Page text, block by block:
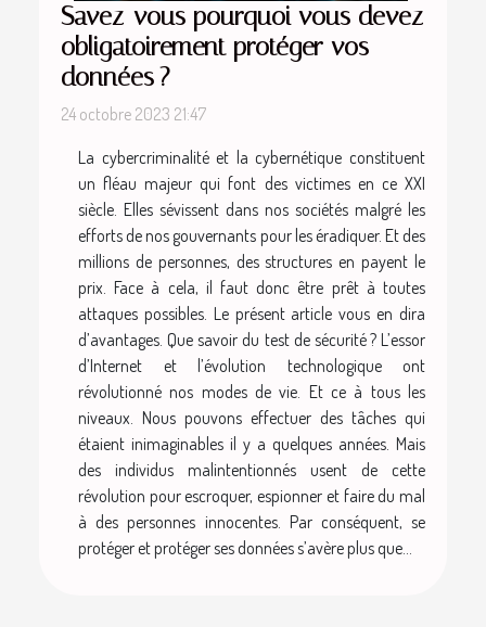
Savez-vous pourquoi vous devez
obligatoirement protéger vos
données ?
24 octobre 2023 21:47
La cybercriminalité et la cybernétique constituent
un fléau majeur qui font des victimes en ce XXI
siècle. Elles sévissent dans nos sociétés malgré les
efforts de nos gouvernants pour les éradiquer. Et des
millions de personnes, des structures en payent le
prix. Face à cela, il faut donc être prêt à toutes
attaques possibles. Le présent article vous en dira
d’avantages. Que savoir du test de sécurité ? L’essor
d’Internet et l’évolution technologique ont
révolutionné nos modes de vie. Et ce à tous les
niveaux. Nous pouvons effectuer des tâches qui
étaient inimaginables il y a quelques années. Mais
des individus malintentionnés usent de cette
révolution pour escroquer, espionner et faire du mal
à des personnes innocentes. Par conséquent, se
protéger et protéger ses données s’avère plus que...